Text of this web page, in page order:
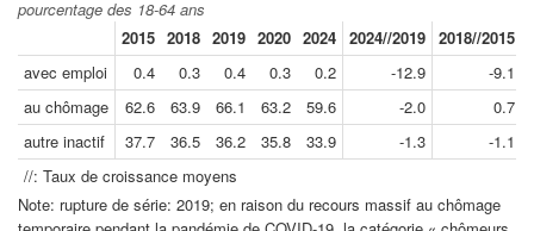
pourcentage des 18-64 ans
2015 2018 2019 2020 2024 2024//2019 2018//2015
avec emploi
0.4 0.3 0.4 0.3 0.2 -12.9
-9.1
au chômage
62.6 63.9 66.1 63.2 59.6 -2.0
0.7
autre inactif
37.7 36.5 36.2 35.8 33.9 -1.3
-1.1
//: Taux de croissance moyens
Note: rupture de série: 2019; en raison du recours massif au chômage